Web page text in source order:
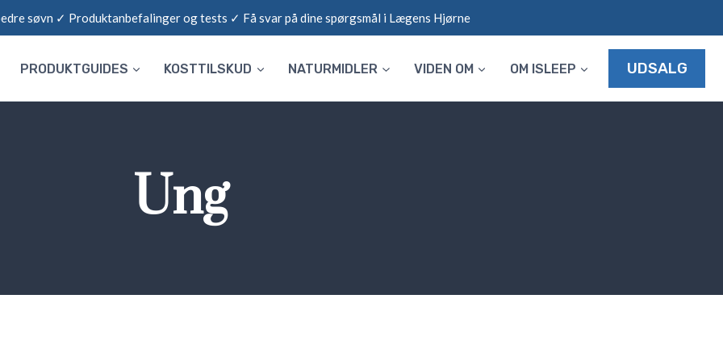
søvn ✓ Produktanbefalinger og tests ✓ Få svar på dine spørgsmål i Lægens Hjørne
PRODUKTGUIDES KOSTTILSKUD NATURMIDLER VIDEN OM OM ISLEEP UDSALG
Ung